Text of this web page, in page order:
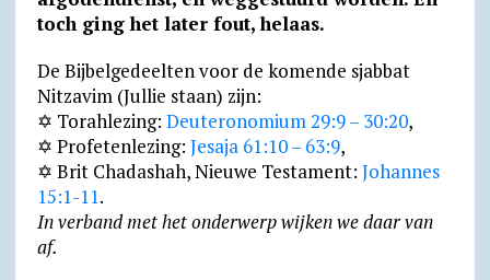
A
p
p
r
a
m
o
o
k
F
r
i
e
n
l
o
k
c
o
toch ging het later fout, helaas.
De Bijbelgedeelten voor de komende sjabbat
Nitzavim (Jullie staan) zijn:
✡ Torahlezing: Deuteronomium 29:9 – 30:20,
✡ Profetenlezing: Jesaja 61:10 – 63:9,
✡ Brit Chadashah, Nieuwe Testament: Johannes
15:1-11.
In verband met het onderwerp wijken we daar van
af.